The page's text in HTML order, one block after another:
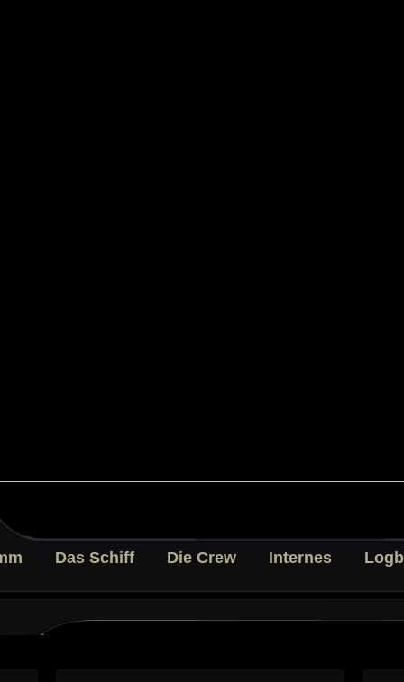
Das Schiff Die Crew Internes